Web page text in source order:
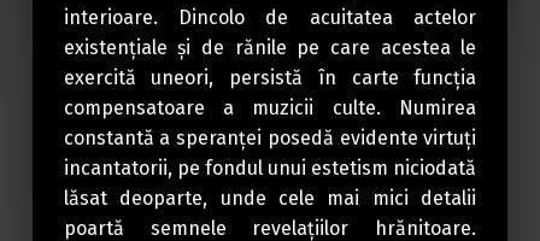
interioare. Dincolo de acuitatea actelor
existențiale și de rănile pe care acestea le
exercită uneori, persistă în carte funcția
compensatoare a muzicii culte. Numirea
constantă a speranței posedă evidente virtuți
incantatorii, pe fondul unui estetism niciodată
lăsat deoparte, unde cele mai mici detalii
poartă semnele revelațiilor hrănitoare.